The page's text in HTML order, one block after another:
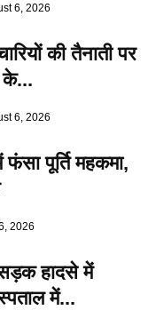
6, 2026
की तैनाती पर
के...
6, 2026
पूर्ति महकमा,
2026
हादसे में
में...